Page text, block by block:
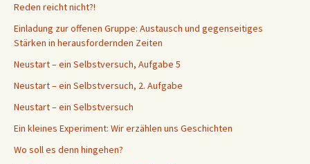
Reden reicht nicht?!
Einladung zur offenen Gruppe: Austausch und gegenseitiges
Stärken in herausfordernden Zeiten
Neustart – ein Selbstversuch, Aufgabe 5
Neustart – ein Selbstversuch, 2. Aufgabe
Neustart – ein Selbstversuch
Ein kleines Experiment: Wir erzählen uns Geschichten
Wo soll es denn hingehen?